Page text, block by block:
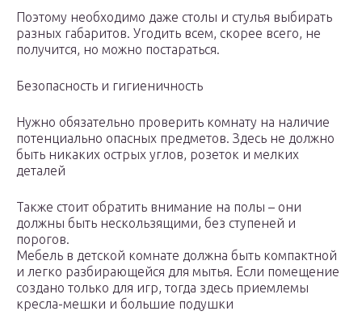
Поэтому необходимо даже столы и стулья выбирать
разных габаритов. Угодить всем, скорее всего, не
получится, но можно постараться.
Безопасность и гигиеничность
Нужно обязательно проверить комнату на наличие
потенциально опасных предметов. Здесь не должно
быть никаких острых углов, розеток и мелких
деталей
Также стоит обратить внимание на полы – они
должны быть нескользящими, без ступеней и
порогов.
Мебель в детской комнате должна быть компактной
и легко разбирающейся для мытья. Если помещение
создано только для игр, тогда здесь приемлемы
кресла-мешки и большие подушки